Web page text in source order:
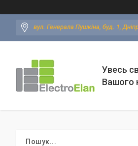
вул. Генерала Пушкіна, буд. 1,
Увесь
Вашого